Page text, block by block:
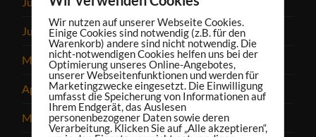
Juni 2023
Mai 2023
April 2023
März 2023
Wir nutzen auf unserer Webseite Cookies.
Einige Cookies sind notwendig (z.B. für den
Warenkorb) andere sind nicht notwendig. Die
nicht-notwendigen Cookies helfen uns bei der
Optimierung unseres Online-Angebotes,
unserer Webseitenfunktionen und werden für
Marketingzwecke eingesetzt. Die Einwilligung
umfasst die Speicherung von Informationen auf
Ihrem Endgerät, das Auslesen
personenbezogener Daten sowie deren
Verarbeitung. Klicken Sie auf „Alle akzeptieren“,